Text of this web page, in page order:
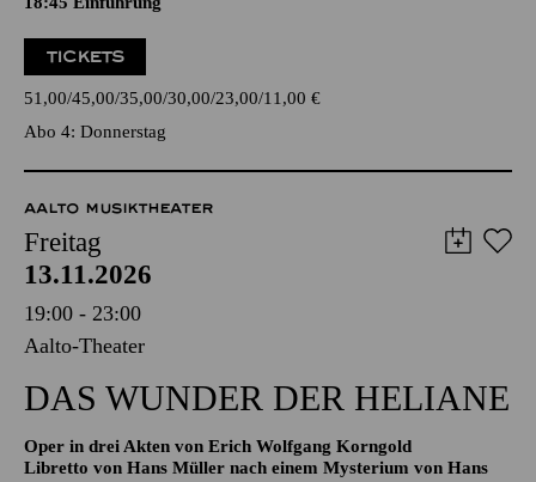
Musik von Pjotr I. Tschaikowsky
Empfohlen ab 6 Jahren
18:45 Einführung
TICKETS
51,00 45,00 35,00 30,00 23,00 11,00€
Abo 4: Donnerstag
AALTO MUSIKTHEATER
Freitag
13.11.2026
19:00 - 23:00
DAS WUNDER DER HELIANE